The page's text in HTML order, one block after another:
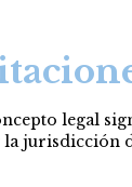
legal
jurisdicción